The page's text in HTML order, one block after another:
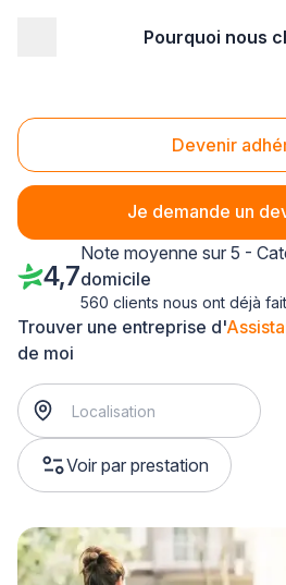
Pourquoi nous
Devenir
Je demande un
Assistance à domicile
Trouver une entreprise d'
de moi
Voir par prestation
4,7
Note moyenne sur 5 -
domicile
560 clients nous ont déjà